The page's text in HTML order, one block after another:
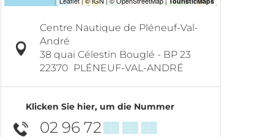
Centre Nautique de Pléneuf-Val-
André
38 quai Célestin Bouglé - BP 23
22370 PLÉNEUF-VAL-ANDRÉ
Klicken Sie hier, um die Nummer
02 96 72▒▒ ▒▒ ▒▒